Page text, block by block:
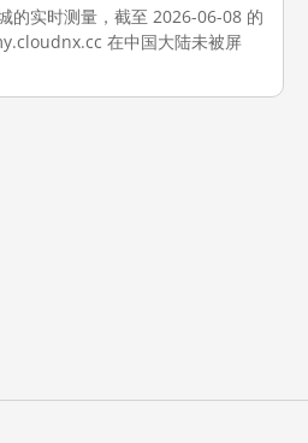
的实时测量，截至 2026-06-08 的
在中国大陆未被屏